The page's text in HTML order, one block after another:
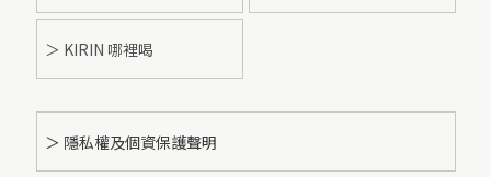
＞ KIRIN 哪裡喝
＞ 隱私權及個資保護聲明